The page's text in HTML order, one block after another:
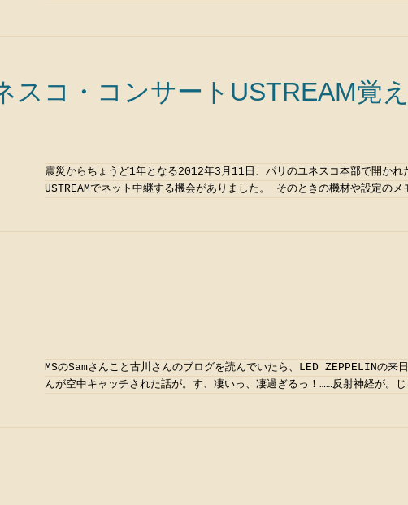
スコ・コンサートUSTREAM覚
震災からちょうど1年となる2012年3月11日、パリのユネスコ本部で開かれ
USTREAMでネット中継する機会がありました。 そのときの機材や設定の
MSのSamさんこと古川さんのブログを読んでいたら、LED ZEPPELINの来
んが空中キャッチされた話が。す、凄いっ、凄過ぎるっ！……反射神経が。